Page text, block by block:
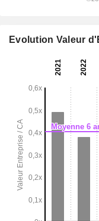
Evolution Valeur